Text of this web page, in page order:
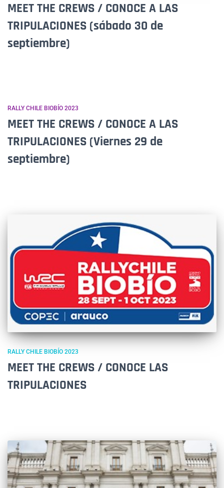
MEET THE CREWS / CONOCE A LAS
TRIPULACIONES (sábado 30 de
septiembre)
RALLY CHILE BIOBÍO 2023
MEET THE CREWS / CONOCE A LAS
TRIPULACIONES (Viernes 29 de
septiembre)
RALLY CHILE BIOBÍO 2023
MEET THE CREWS / CONOCE LAS
TRIPULACIONES